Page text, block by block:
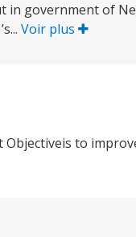
in government of
Voir plus
Objectiveis to